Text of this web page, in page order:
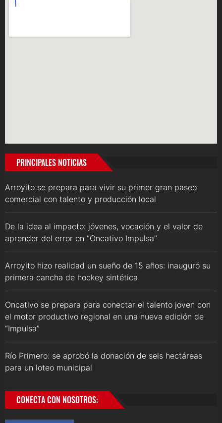
PRINCIPALES NOTICIAS
Arroyito se prepara para vivir su primer gran paseo
comercial con talento y producción local
De la idea al impacto: jóvenes, vocación y el valor de
aprender del error en “Oncativo Impulsa”
Arroyito hizo realidad un sueño de 15 años: inauguró su
primera cancha de hockey sintética
Oncativo se prepara para conectar el talento joven con
el motor productivo regional en una nueva edición de
“Impulsa”
Río Primero: se aprobó la donación de seis hectáreas
para un loteo municipal
CONECTA CON NOSOTROS: